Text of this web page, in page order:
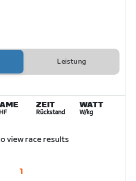
Leistung
ZEIT
Rückstand
WATT
W/kg
view race results
1